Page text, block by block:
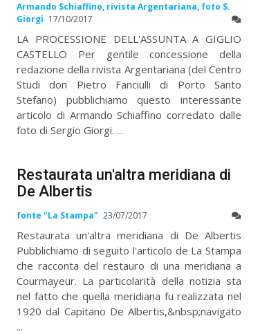
Armando Schiaffino, rivista Argentariana, foto S.
Giorgi 17/10/2017
LA PROCESSIONE DELL'ASSUNTA A GIGLIO
CASTELLO Per gentile concessione della
redazione della rivista Argentariana (del Centro
Studi don Pietro Fanciulli di Porto Santo
Stefano) pubblichiamo questo interessante
articolo di Armando Schiaffino corredato dalle
foto di Sergio Giorgi. ...
Restaurata un'altra meridiana di
De Albertis
fonte "La Stampa" 23/07/2017
Restaurata un'altra meridiana di De Albertis
Pubblichiamo di seguito l'articolo de La Stampa
che racconta del restauro di una meridiana a
Courmayeur. La particolarità della notizia sta
nel fatto che quella meridiana fu realizzata nel
1920 dal Capitano De Albertis,&nbsp;navigato
...